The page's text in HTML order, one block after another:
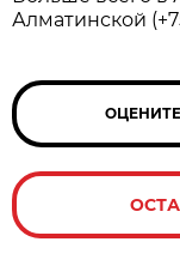
Алматинской